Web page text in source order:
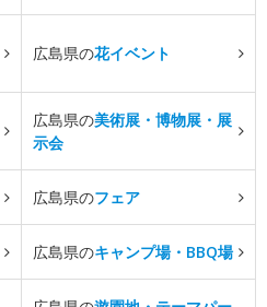
広島県の花イベント
広島県の美術展・博物展・展
示会
広島県のフェア
広島県のキャンプ場・BBQ場